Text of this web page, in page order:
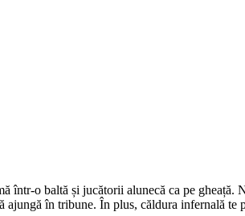
într-o baltă și jucătorii alunecă ca pe gheață.
în tribune. În plus, căldura infernală te